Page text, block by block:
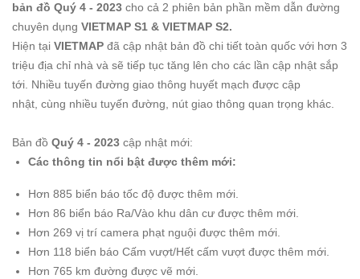
bản đồ Quý 4 - 2023 cho cả 2 phiên bản phần mềm dẫn đường
chuyên dụng VIETMAP S1 & VIETMAP S2.
Hiện tại VIETMAP đã cập nhật bản đồ chi tiết toàn quốc với hơn 3
triệu địa chỉ nhà và sẽ tiếp tục tăng lên cho các lần cập nhật sắp
tới. Nhiều tuyến đường giao thông huyết mạch được cập
nhật, cùng nhiều tuyến đường, nút giao thông quan trọng khác.
Bản đồ Quý 4 - 2023 cập nhật mới:
Các thông tin nổi bật được thêm mới:
Hơn 885 biển báo tốc độ được thêm mới.
Hơn 86 biển báo Ra/Vào khu dân cư được thêm mới.
Hơn 269 vị trí camera phạt nguội được thêm mới.
Hơn 118 biển báo Cấm vượt/Hết cấm vượt được thêm mới.
Hơn 765 km đường được vẽ mới.